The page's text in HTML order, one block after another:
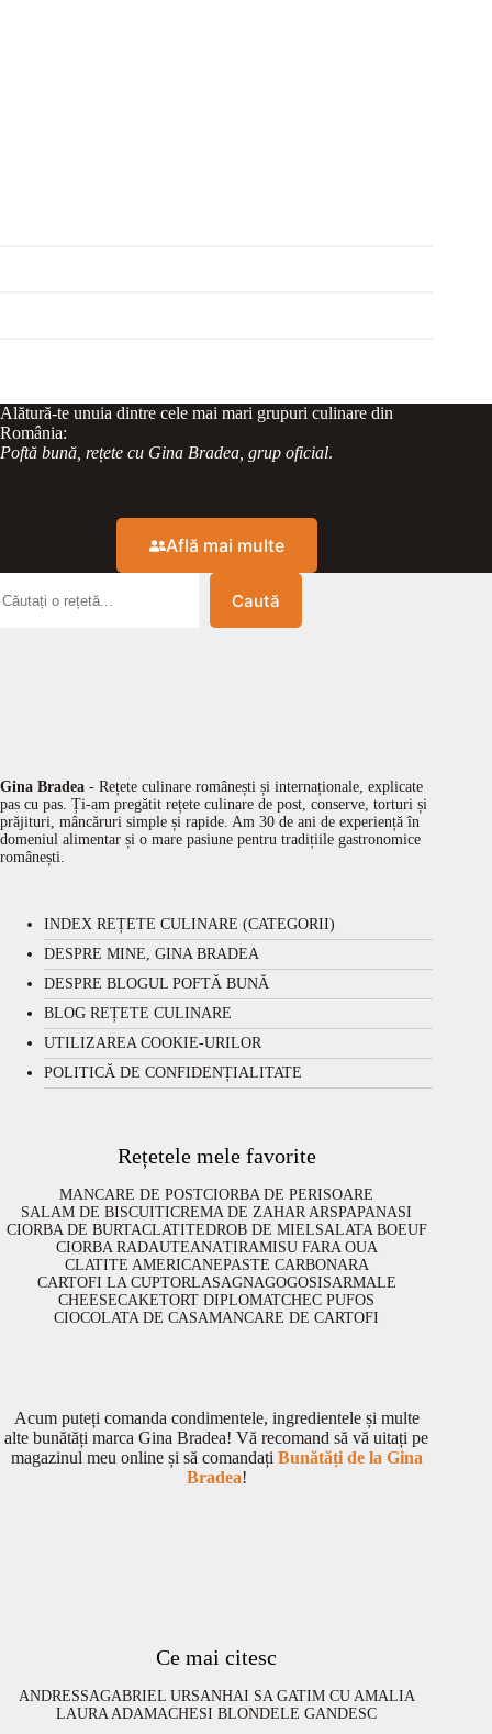
Alătură-te unuia dintre cele mai mari grupuri culinare din
România:
Poftă bună, rețete cu Gina Bradea, grup oficial.
Află mai multe
Caută
Gina Bradea - Rețete culinare românești și internaționale, explicate
pas cu pas. Ți-am pregătit rețete culinare de post, conserve, torturi și
prăjituri, mâncăruri simple și rapide. Am 30 de ani de experiență în
domeniul alimentar și o mare pasiune pentru tradițiile gastronomice
românești.
INDEX REȚETE CULINARE (CATEGORII)
DESPRE MINE, GINA BRADEA
DESPRE BLOGUL POFTĂ BUNĂ
BLOG REȚETE CULINARE
UTILIZAREA COOKIE-URILOR
POLITICĂ DE CONFIDENȚIALITATE
Rețetele mele favorite
MANCARE DE POSTCIORBA DE PERISOARE
SALAM DE BISCUITICREMA DE ZAHAR ARSPAPANASI
CIORBA DE BURTACLATITEDROB DE MIELSALATA BOEUF
CIORBA RADAUTEANATIRAMISU FARA OUA
CLATITE AMERICANEPASTE CARBONARA
CARTOFI LA CUPTORLASAGNAGOGOSISARMALE
CHEESECAKETORT DIPLOMATCHEC PUFOS
CIOCOLATA DE CASAMANCARE DE CARTOFI
Acum puteți comanda condimentele, ingredientele și multe
alte bunătăți marca Gina Bradea! Vă recomand să vă uitați pe
magazinul meu online și să comandați Bunătăți de la Gina
Bradea!
Ce mai citesc
ANDRESSAGABRIEL URSANHAI SA GATIM CU AMALIA
LAURA ADAMACHESI BLONDELE GANDESC